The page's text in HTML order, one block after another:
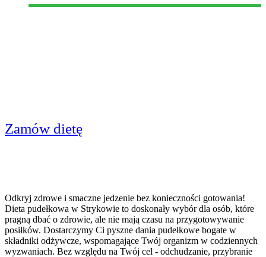
Zamów dietę
Odkryj zdrowe i smaczne jedzenie bez konieczności gotowania!
Dieta pudełkowa w Strykowie to doskonały wybór dla osób, które
pragną dbać o zdrowie, ale nie mają czasu na przygotowywanie
posiłków. Dostarczymy Ci pyszne dania pudełkowe bogate w
składniki odżywcze, wspomagające Twój organizm w codziennych
wyzwaniach. Bez względu na Twój cel - odchudzanie, przybranie